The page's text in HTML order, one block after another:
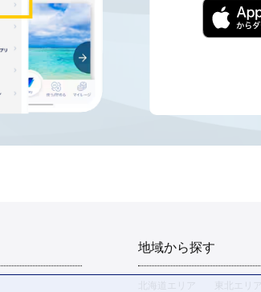
地域から探す